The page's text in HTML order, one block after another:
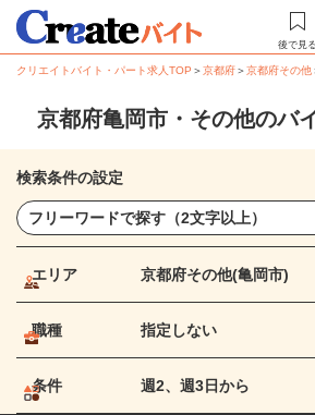
後で見る
クリエイトバイト・パート求人TOP ＞京都府＞京都府その他
京都府亀岡市・その他のバ
検索条件の設定
エリア 京都府その他(亀岡市)
職種 指定しない
条件 週2、週3日から